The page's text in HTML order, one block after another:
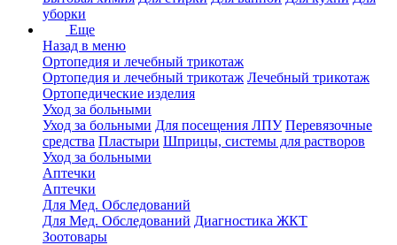
уборки
Еще
Назад в меню
Ортопедия и лечебный трикотаж
Ортопедия и лечебный трикотаж Лечебный трикотаж
Ортопедические изделия
Уход за больными
Уход за больными Для посещения ЛПУ Перевязочные
средства Пластыри Шприцы, системы для растворов
Уход за больными
Аптечки
Аптечки
Для Мед. Обследований
Для Мед. Обследований Диагностика ЖКТ
Зоотовары